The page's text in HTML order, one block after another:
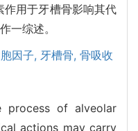
作用于牙槽骨影响其代
一综述。
因子, 牙槽骨, 骨吸收
process of alveolar
actions may carry